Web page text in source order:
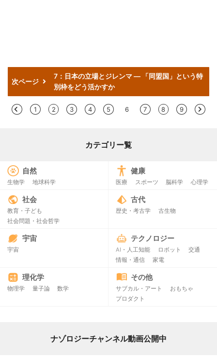
次ページ
7：日本の立場とジレンマ — 「同盟国」という特
別枠をどう活かすか
< 1 2 3 4 5 6 7 8 9 >
カテゴリー覧
自然
生物学 地球科学
健康
医療 スポーツ 脳科学 心理学
社会
教育・子ども
社会問題・社会哲学
古代
歴史・考古学 古生物
宇宙
宇宙
テクノロジー
AI・人工知能 ロボット
交通
情報・通信
家電
理化学
物理学 量子論 数学
その他
サブカル・アート
おもちゃ
プロダクト
ナゾロジーチャンネル動画公開中